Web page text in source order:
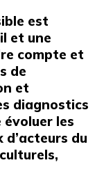
est
et une
compte et
de
et
diagnostics
les
du